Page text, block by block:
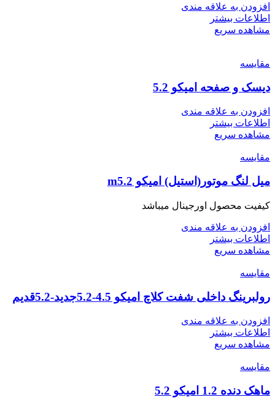
افزودن به علاقه مندی
اطلاعات بیشتر
مشاهده سریع
مقایسه
دیسک و صفحه امیکو 5.2
افزودن به علاقه مندی
اطلاعات بیشتر
مشاهده سریع
مقایسه
میل لنگ موتور(استیل) امیکو m5.2
کیفیت محصول اورجینال میباشد
افزودن به علاقه مندی
اطلاعات بیشتر
مشاهده سریع
مقایسه
رولبرینگ داخلی شفت کلاچ امیکو 4.5-5.2جدید-5.2قدیم
افزودن به علاقه مندی
اطلاعات بیشتر
مشاهده سریع
مقایسه
ماهک دنده 1.2 امیکو 5.2